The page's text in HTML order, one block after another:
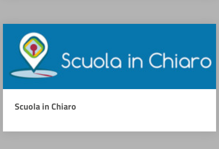
Scuola in Chiaro